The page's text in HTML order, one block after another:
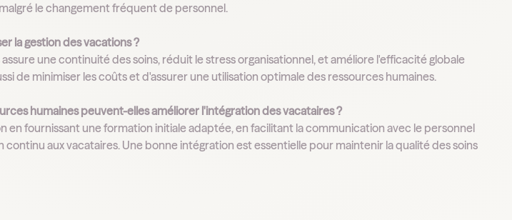
le changement fréquent de personnel.
la gestion des vacations ?
une continuité des soins, réduit le stress organisationnel, et améliore l'efficacité globale
de minimiser les coûts et d'assurer une utilisation optimale des ressources humaines.
humaines peuvent-elles améliorer l'intégration des vacataires ?
en fournissant une formation initiale adaptée, en facilitant la communication avec le personnel
aux vacataires. Une bonne intégration est essentielle pour maintenir la qualité des soins